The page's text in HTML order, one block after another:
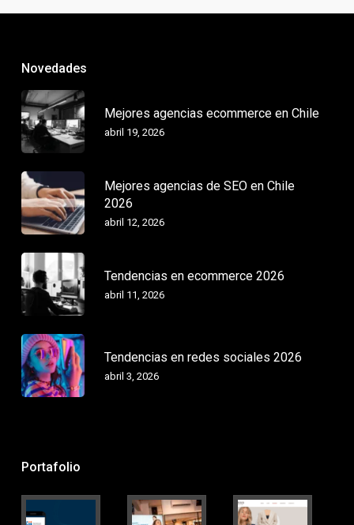
Novedades
Mejores agencias ecommerce en Chile
abril 19, 2026
Mejores agencias de SEO en Chile
2026
abril 12, 2026
Tendencias en ecommerce 2026
abril 11, 2026
Tendencias en redes sociales 2026
abril 3, 2026
Portafolio